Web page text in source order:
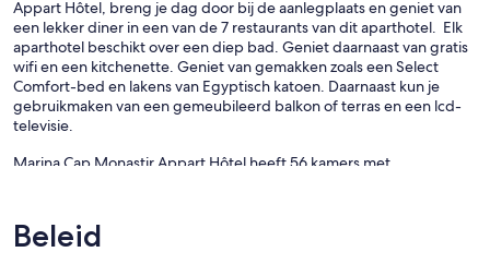
Appart Hôtel, breng je dag door bij de aanlegplaats en geniet van
een lekker diner in een van de 7 restaurants van dit aparthotel. Elk
aparthotel beschikt over een diep bad. Geniet daarnaast van gratis
wifi en een kitchenette. Geniet van gemakken zoals een Select
Comfort-bed en lakens van Egyptisch katoen. Daarnaast kun je
gebruikmaken van een gemeubileerd balkon of terras en een lcd-
televisie.
Marina Cap Monastir Appart Hôtel heeft 56 kamers met
gemeubileerd balkon of terras. Elke kamer is in eigen stijl ingericht
en gemeubileerd. Alle bedden met een Select Comfort-matras
Beleid